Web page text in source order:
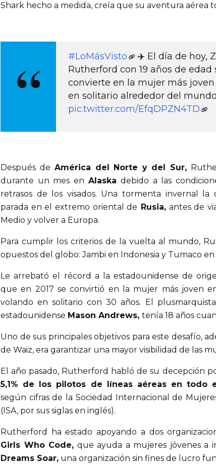
Shark hecho a medida, creía que su aventura aérea
#LoMásVisto
✈️ El día de hoy,
Rutherford con 19 años de edad
convierte en la mujer más
en solitario alrededor del
pic.twitter.com/EfqDPZN4TD
Después de América del Norte y del Sur,
durante un mes en Alaska debido a las
retrasos de los visados. Una tormenta invernal
parada en el extremo oriental de Rusia,antes de
Medio y volver a Europa.
Para cumplir los criterios de la vuelta al mundo,
opuestos del globo: Jambi en Indonesia y Tumaco en
Le arrebató el récord a la estadounidense de
que en 2017 se convirtió en la mujer más joven
volando en solitario con 30 años. El
estadounidense Mason Andrews, tenía 18 años
Uno de sus principales objetivos para este desafío,
de Waiz, era garantizar una mayor visibilidad de las
El año pasado, Rutherford habló de su decepción
5,1% de los pilotos de líneas aéreas en todo
según cifras de la Sociedad Internacional de
(ISA, por sus siglas en inglés).
Rutherford ha estado apoyando a dos
Girls Who Code, que ayuda a mujeres jóvenes a
Dreams Soar, una organización sin fines de lucro